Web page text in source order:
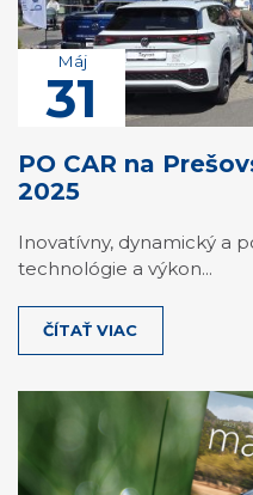
Máj
31
PO CAR na
2025
Inovatívny, dynamický a
technológie a výkon...
ČÍTAŤ VIAC